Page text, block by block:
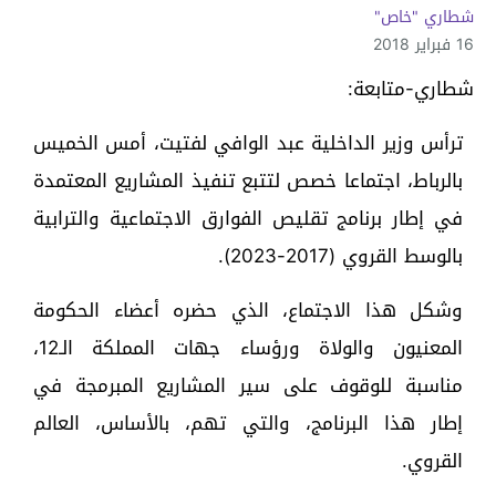
شطاري "خاص"
16 فبراير 2018
شطاري-متابعة:
ترأس وزير الداخلية عبد الوافي لفتيت، أمس الخميس
بالرباط، اجتماعا خصص لتتبع تنفيذ المشاريع المعتمدة
في إطار برنامج تقليص الفوارق الاجتماعية والترابية
بالوسط القروي (2017-2023).
وشكل هذا الاجتماع، الذي حضره أعضاء الحكومة
المعنيون والولاة ورؤساء جهات المملكة الـ12،
مناسبة للوقوف على سير المشاريع المبرمجة في
إطار هذا البرنامج، والتي تهم، بالأساس، العالم
القروي.